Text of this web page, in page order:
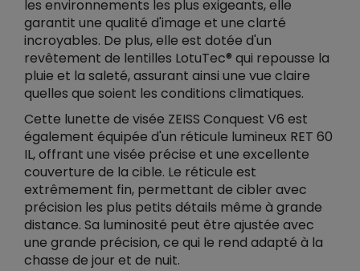
les environnements les plus exigeants, elle
garantit une qualité d'image et une clarté
incroyables. De plus, elle est dotée d'un
revêtement de lentilles LotuTec® qui repousse la
pluie et la saleté, assurant ainsi une vue claire
quelles que soient les conditions climatiques.
Cette lunette de visée ZEISS Conquest V6 est
également équipée d'un réticule lumineux RET 60
IL, offrant une visée précise et une excellente
couverture de la cible. Le réticule est
extrêmement fin, permettant de cibler avec
précision les plus petits détails même à grande
distance. Sa luminosité peut être ajustée avec
une grande précision, ce qui le rend adapté à la
chasse de jour et de nuit.